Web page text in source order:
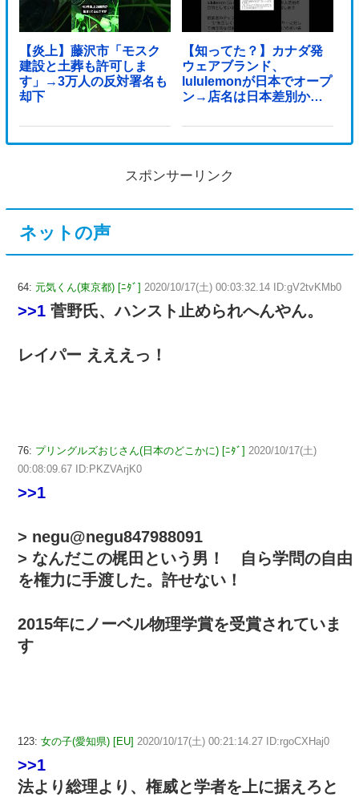
【炎上】藤沢市「モスク
建設と土葬も許可しま
す」→3万人の反対署名も
却下
【知ってた？】カナダ発
ウェアブランド、
lululemonが日本でオープ
ン→店名は日本差別から
スポンサーリンク
ネットの声
64: 元気くん(東京都) [ﾆﾀﾞ] 2020/10/17(土) 00:03:32.14 ID:gV2tvKMb0
>>1 菅野氏、ハンスト止められへんやん。
レイパー えええっ！
76: プリングルズおじさん(日本のどこかに) [ﾆﾀﾞ] 2020/10/17(土)
00:08:09.67 ID:PKZVArjK0
>>1
> negu@negu847988091
> なんだこの梶田という男！ 自ら学問の自由
を権力に手渡した。許せない！
2015年にノーベル物理学賞を受賞されていま
す
123: 女の子(愛知県) [EU] 2020/10/17(土) 00:21:14.27 ID:rgoCXHaj0
>>1
法より総理より、権威と学者を上に据えろと